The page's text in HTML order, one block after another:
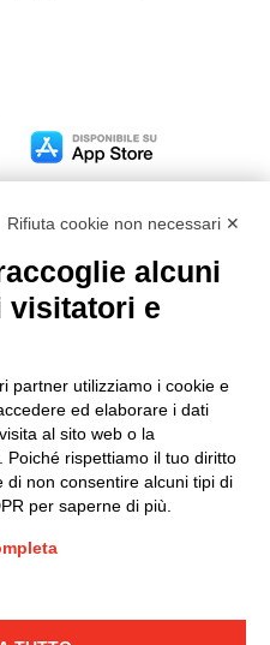
noi
e controllo – D. lgs.
DKC Europe
DKC Power Solutions
di acquisto
etico
Rifiuta cookie non necessari ✕
alcuni
visitatori e
partner utilizziamo i cookie e
ed elaborare i dati
al sito web o la
Poiché rispettiamo il tuo diritto
di non consentire alcuni tipi di
per saperne di più.